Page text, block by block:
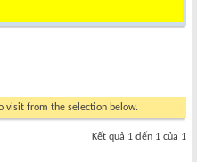
visit from the selection below.
Kết quả 1 đến 1 của 1